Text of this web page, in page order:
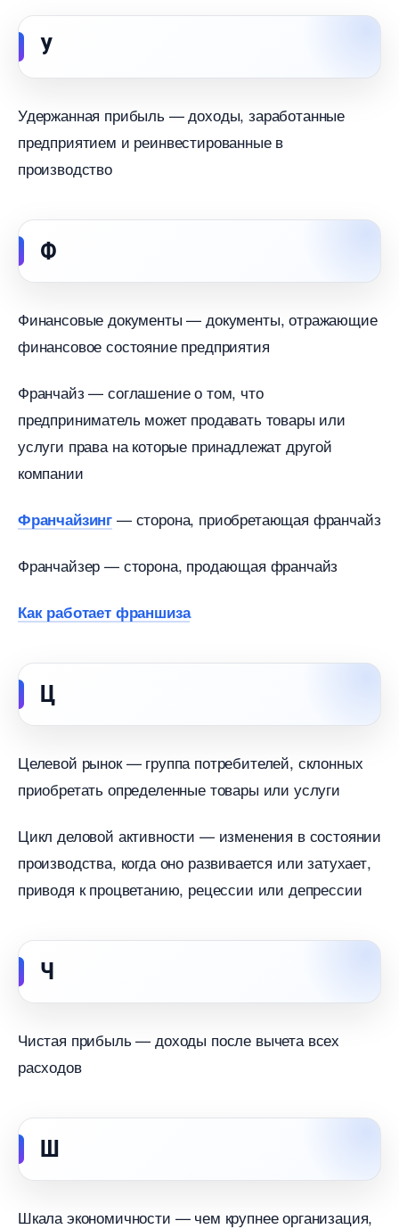
У
Удержанная прибыль — доходы, заработанные
предприятием и реинвестированные
производство
Ф
Финансовые документы — документы, отражающие
финансовое состояние предприятия
Франчайз — соглашение о том, что
предприниматель может продавать товары или
услуги права на которые принадлежат другой
компании
Франчайзин — сторона, приобретающая франчайз
Франчайзер — сторона, продающая франчайз
Как работает франшиза
Ц
Целевой рынок — группа потребителей, склонных
приобретать определенные товары или услуги
Цикл деловой активности — изменения в состоянии
производства, когда оно развивается или затухает,
приводя к процветанию, рецессии или депрессии
Ч
Чистая прибыль — доходы после вычета всех
расходо
Ш
Шкала экономичности — чем крупнее организация,